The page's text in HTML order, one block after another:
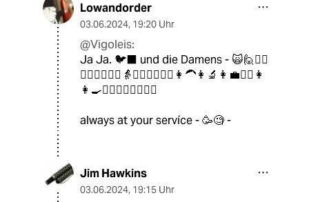
Lowandorder
03.06.2024, 19:20 Uhr
@Vigoleis:
Ja Ja. 🐦‍⬛ und die Damens - 🙀🙋🙋‍♀️
🤷‍♀️🤦‍♀️🧚‍♀️👵💁‍♀️🙇‍♀️🧟‍♀️👩‍🦱👩‍🔬👩‍💼🧞‍♀️👩
👩‍🍳🧍‍♀️👳‍♀️🙎‍♀️🧔‍♀️
always at your servíce - 🥳🧐 -
Jim Hawkins
03.06.2024, 19:15 Uhr